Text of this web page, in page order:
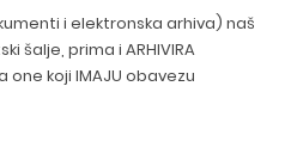
i elektronska arhiva) naš
šalje, prima i ARHIVIRA
koji IMAJU obavezu